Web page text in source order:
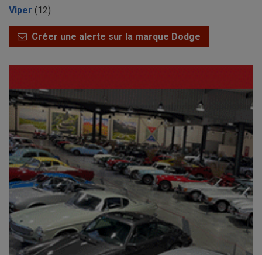
Viper (12)
Créer une alerte sur la marque Dodge